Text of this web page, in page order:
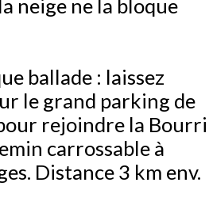
neige ne la bloque
ballade : laissez
le grand parking de
rejoindre la Bourri
carrossable à
Distance 3 km env.